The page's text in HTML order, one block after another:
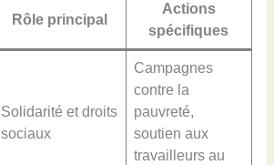
Rôle principal
Actions
spécifiques
Solidarité et droits
sociaux
Campagnes
contre la
pauvreté,
soutien aux
travailleurs au